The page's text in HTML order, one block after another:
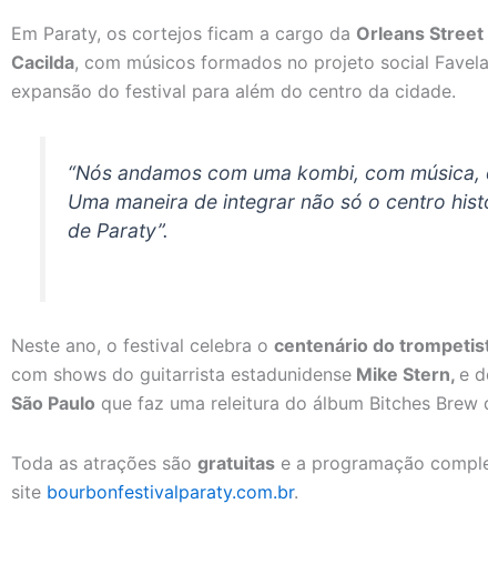
Em Paraty, os cortejos ficam a cargo da Orleans
Cacilda, com músicos formados no projeto social
expansão do festival para além do centro da cidade.
“Nós andamos com uma kombi, com
Uma maneira de integrar não só o centro
de Paraty”.
Neste ano, o festival celebra o centenário do
com shows do guitarrista estadunidense Mike Stern, e
São Paulo que faz uma releitura do álbum Bitches Brew
Toda as atrações são gratuitas e a programação
site bourbonfestivalparaty.com.br.